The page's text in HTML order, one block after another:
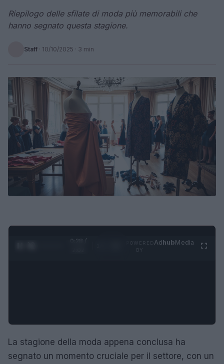
Riepilogo delle sfilate di moda più memorabili che
hanno segnato questa stagione.
Staff · 10/10/2025 · 3 min
0:29 /
AdhubMedia
La stagione della moda appena conclusa ha
segnato un momento cruciale per il settore, con un